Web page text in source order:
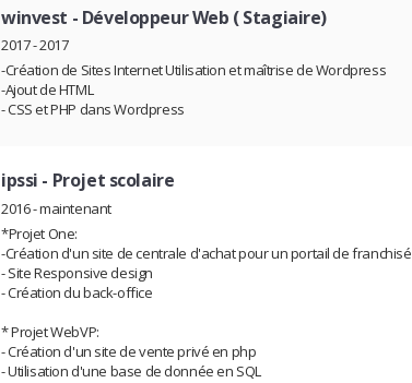
winvest - Développeur Web ( Stagiaire)
2017 - 2017
-Création de Sites Internet Utilisation et maîtrise de Wordpress
-Ajout de HTML
- CSS et PHP dans Wordpress
ipssi - Projet scolaire
2016 - maintenant
*Projet One:
-Création d'un site de centrale d'achat pour un portail de franchisé
- Site Responsive design
- Création du back-office
* Projet WebVP:
- Création d'un site de vente privé en php
- Utilisation d'une base de donnée en SQL